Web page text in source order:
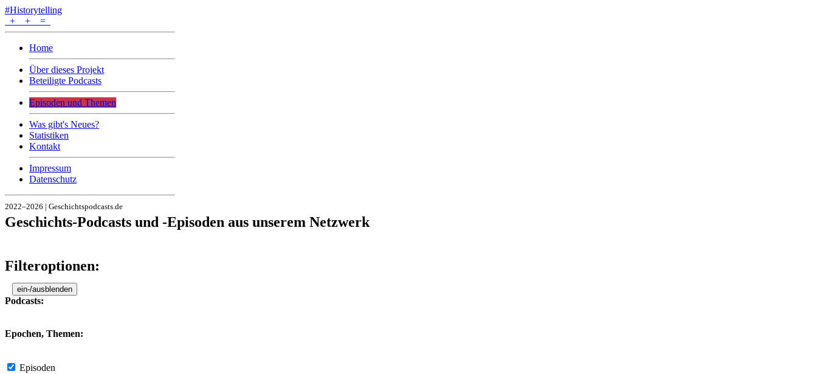
#Historytelling
+
+ =
Home
Über dieses Projekt
Beteiligte Podcasts
Episoden und Themen
Was gibt's Neues?
Statistiken
Kontakt
Impressum
Datenschutz
2022–2026 | Geschichtspodcasts.de
Geschichts-Podcasts und -Episoden aus unserem Netzwerk
Filteroptionen:
ein-/ausblenden
Podcasts:
Epochen, Themen:
Episoden